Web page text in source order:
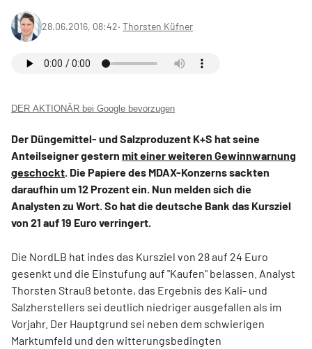
28.06.2016, 08:42‧ Thorsten Küfner
DER AKTIONÄR bei Google bevorzugen
Der Düngemittel- und Salzproduzent K+S hat seine
Anteilseigner gestern mit einer weiteren Gewinnwarnung
geschockt. Die Papiere des MDAX-Konzerns sackten
daraufhin um 12 Prozent ein. Nun melden sich die
Analysten zu Wort. So hat die deutsche Bank das Kursziel
von 21 auf 19 Euro verringert.
Die NordLB hat indes das Kursziel von 28 auf 24 Euro
gesenkt und die Einstufung auf "Kaufen" belassen. Analyst
Thorsten Strauß betonte, das Ergebnis des Kali- und
Salzherstellers sei deutlich niedriger ausgefallen als im
Vorjahr. Der Hauptgrund sei neben dem schwierigen
Marktumfeld und den witterungsbedingten